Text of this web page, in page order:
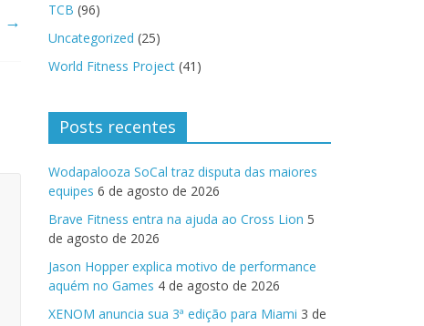
→
TCB (96)
Uncategorized (25)
World Fitness Project (41)
Posts recentes
Wodapalooza SoCal traz disputa das maiores
equipes 6 de agosto de 2026
Brave Fitness entra na ajuda ao Cross Lion 5
de agosto de 2026
Jason Hopper explica motivo de performance
aquém no Games 4 de agosto de 2026
XENOM anuncia sua 3ª edição para Miami 3 de